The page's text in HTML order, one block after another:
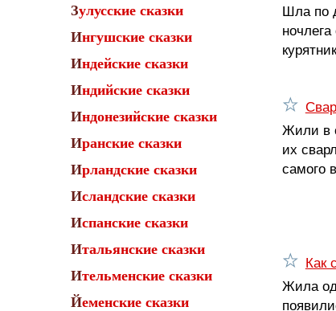
Зулусские сказки
Ингушские сказки
Индейские сказки
Индийские сказки
Индонезийские сказки
Иранские сказки
Ирландские сказки
Исландские сказки
Испанские сказки
Итальянские сказки
Ительменские сказки
Йеменские сказки
Шла по
Жили в
их
самого
Как
Жила